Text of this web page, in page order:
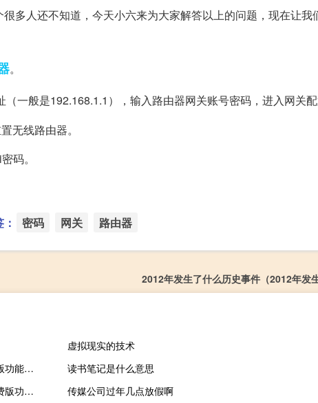
多人还不知道，今天小六来为大家解答以上的问题，现在让我
。
（一般是192.168.1.1），输入路由器网关账号密码，进入网关配
无线路由器。
码。
密码 网关 路由器
2012年发生了什么历史事件（2012年发
虚拟现实的技术
自明排课9.0破解版 绿色免费版（自明排课9.0破解版 绿色免费版功能简介）
读书笔记是什么意思
幼儿园膳食管理PPT模板 免费版（幼儿园膳食管理PPT模板 免费版功能简介）
传媒公司过年几点放假啊